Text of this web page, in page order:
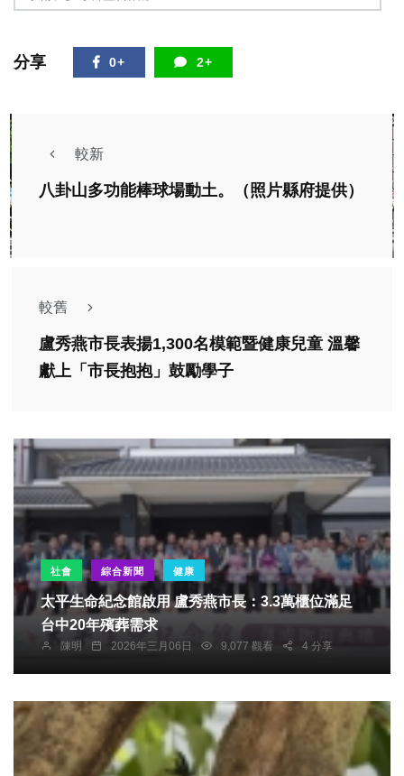
分享 0+ 2+
較新
八卦山多功能棒球場動土。（照片縣府提供）
較舊
盧秀燕市長表揚1,300名模範暨健康兒童 溫馨
獻上「市長抱抱」鼓勵學子
社會 綜合新聞 健康
太平生命紀念館啟用 盧秀燕市長：3.3萬櫃位滿足
台中20年殯葬需求
陳明 2026年三月06日 9,077 觀看 4 分享